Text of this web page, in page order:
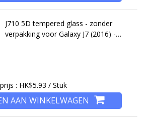
J710 5D tempered glass - zonder
verpakking voor Galaxy J7 (2016) -
: HK$5.93 / Stuk
AAN WINKELWAGEN